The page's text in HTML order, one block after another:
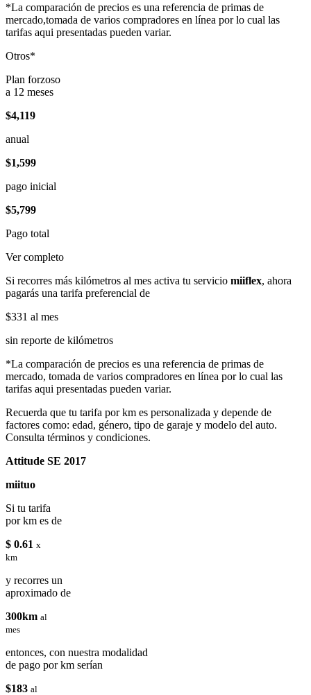
*La comparación de precios es una referencia de primas de
mercado,tomada de varios compradores en línea por lo cual las
tarifas aqui presentadas pueden variar.
Otros*
Plan forzoso
a 12 meses
$4,119
anual
$1,599
pago inicial
$5,799
Pago total
Ver completo
Si recorres más kilómetros al mes activa tu servicio miiflex, ahora
pagarás una tarifa preferencial de
$331 al mes
sin reporte de kilómetros
*La comparación de precios es una referencia de primas de
mercado, tomada de varios compradores en línea por lo cual las
tarifas aqui presentadas pueden variar.
Recuerda que tu tarifa por km es personalizada y depende de
factores como: edad, género, tipo de garaje y modelo del auto.
Consulta términos y condiciones.
Attitude SE 2017
miituo
Si tu tarifa
por km es de
$ 0.61 x
km
y recorres un
aproximado de
300km al
mes
entonces, con nuestra modalidad
de pago por km serían
$183 al